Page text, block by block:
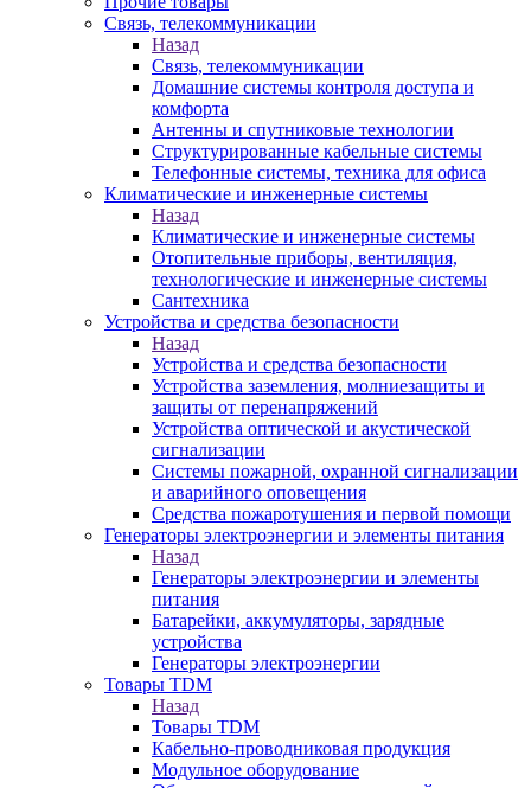
Связь, телекоммуникации
Назад
Связь, телекоммуникации
Домашние системы контроля доступа и
комфорта
Антенны и спутниковые технологии
Структурированные кабельные системы
Телефонные системы, техника для офиса
Климатические и инженерные системы
Назад
Климатические и инженерные системы
Отопительные приборы, вентиляция,
технологические и инженерные системы
Сантехника
Устройства и средства безопасности
Назад
Устройства и средства безопасности
Устройства заземления, молниезащиты и
защиты от перенапряжений
Устройства оптической и акустической
сигнализации
Системы пожарной, охранной сигнализации
и аварийного оповещения
Средства пожаротушения и первой помощи
Генераторы электроэнергии и элементы питания
Назад
Генераторы электроэнергии и элементы
питания
Батарейки, аккумуляторы, зарядные
устройства
Генераторы электроэнергии
Товары TDM
Назад
Товары TDM
Кабельно-проводниковая продукция
Модульное оборудование